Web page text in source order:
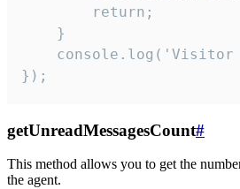
        return;
    }
});
getUnreadMessagesCount#
This method allows you to get the
the agent.